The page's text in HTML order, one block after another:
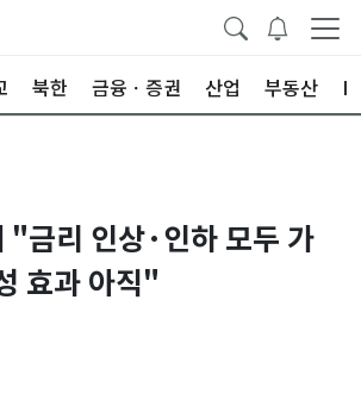
북한 금융ㆍ증권 산업 부동산
"금리 인상·인하 모두 가
효과 아직"